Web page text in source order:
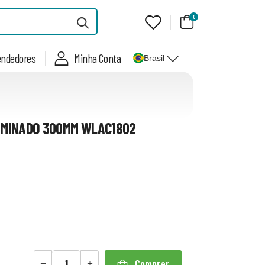
0
Minha Conta Brasil
300MM WLAC1802